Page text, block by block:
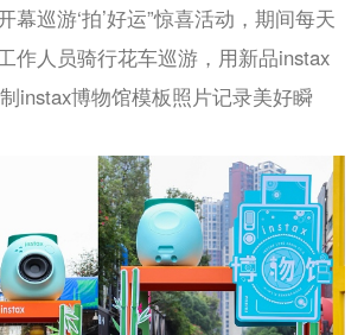
幕巡游‘拍’好运”惊喜活动，期间每天
作人员骑行花车巡游，用新品instax
instax博物馆模板照片记录美好瞬